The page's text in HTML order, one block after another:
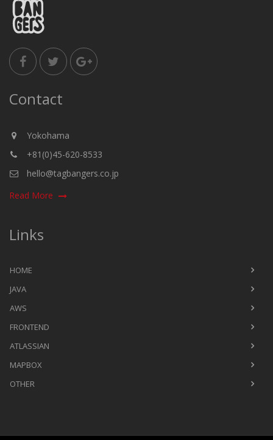
Contact
Yokohama
+81(0)45-620-8533
hello@tagbangers.co.jp
Read More
Links
HOME
JAVA
AWS
FRONTEND
ATLASSIAN
MAPBOX
OTHER